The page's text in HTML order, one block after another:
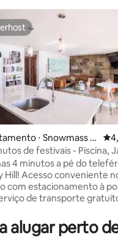
média de 5, 129
⋅ Snowmass Vi
de festivais - Piscina,
ginástica
4 minutos a pé do
no piso
com estacionamento à
de transporte
e Aspen. Desfrute da vista
montanhas neste retiro
perto